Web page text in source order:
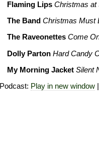
Flaming Lips Christmas at
The Band Christmas Must
The Raveonettes Come
Dolly Parton Hard Candy
My Morning Jacket Silent
Podcast: Play in new window